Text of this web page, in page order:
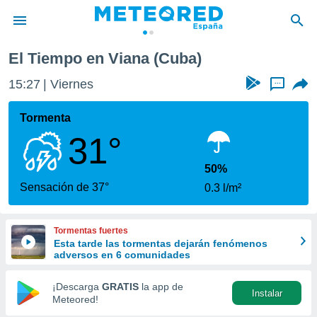
de
por
se
calidad.
a este
las
y
forma
digital
basada
El Tiempo en Viana (Cuba)
15:27 Viernes ...
Tormenta
31°
Sensación de 37°
50%
0.3 l/m²
Tormentas fuertes
Esta tarde las tormentas dejarán fenómenos
adversos en 6 comunidades
¡Descarga GRATIS la app de
Meteored!
Instalar